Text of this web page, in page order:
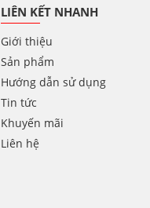
LIÊN KẾT NHANH
Giới thiệu
Sản phẩm
Hướng dẫn sử dụng
Tin tức
Khuyến mãi
Liên hệ